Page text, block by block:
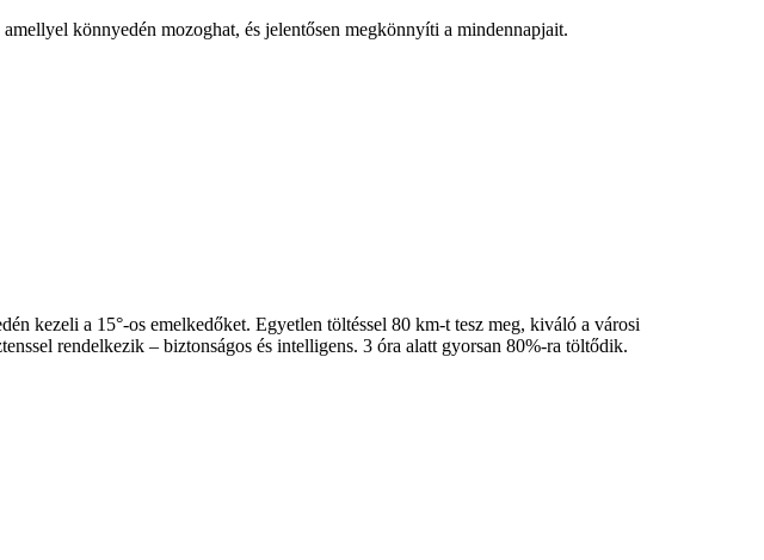
könnyedén mozoghat, és jelentősen megkönnyíti a mindennapjait.
kezeli a 15°-os emelkedőket. Egyetlen töltéssel 80 km-t tesz meg, kiváló a városi
rendelkezik – biztonságos és intelligens. 3 óra alatt gyorsan 80%-ra töltődik.